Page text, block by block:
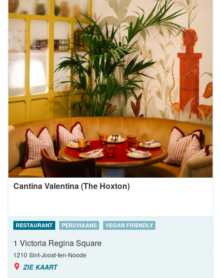
Cantina Valentina (The Hoxton)
RESTAURANT PERUVIAANS VEGAN FRIENDLY
1 Victoria Regina Square
1210 Sint-Joost-ten-Noode
ZIE KAART